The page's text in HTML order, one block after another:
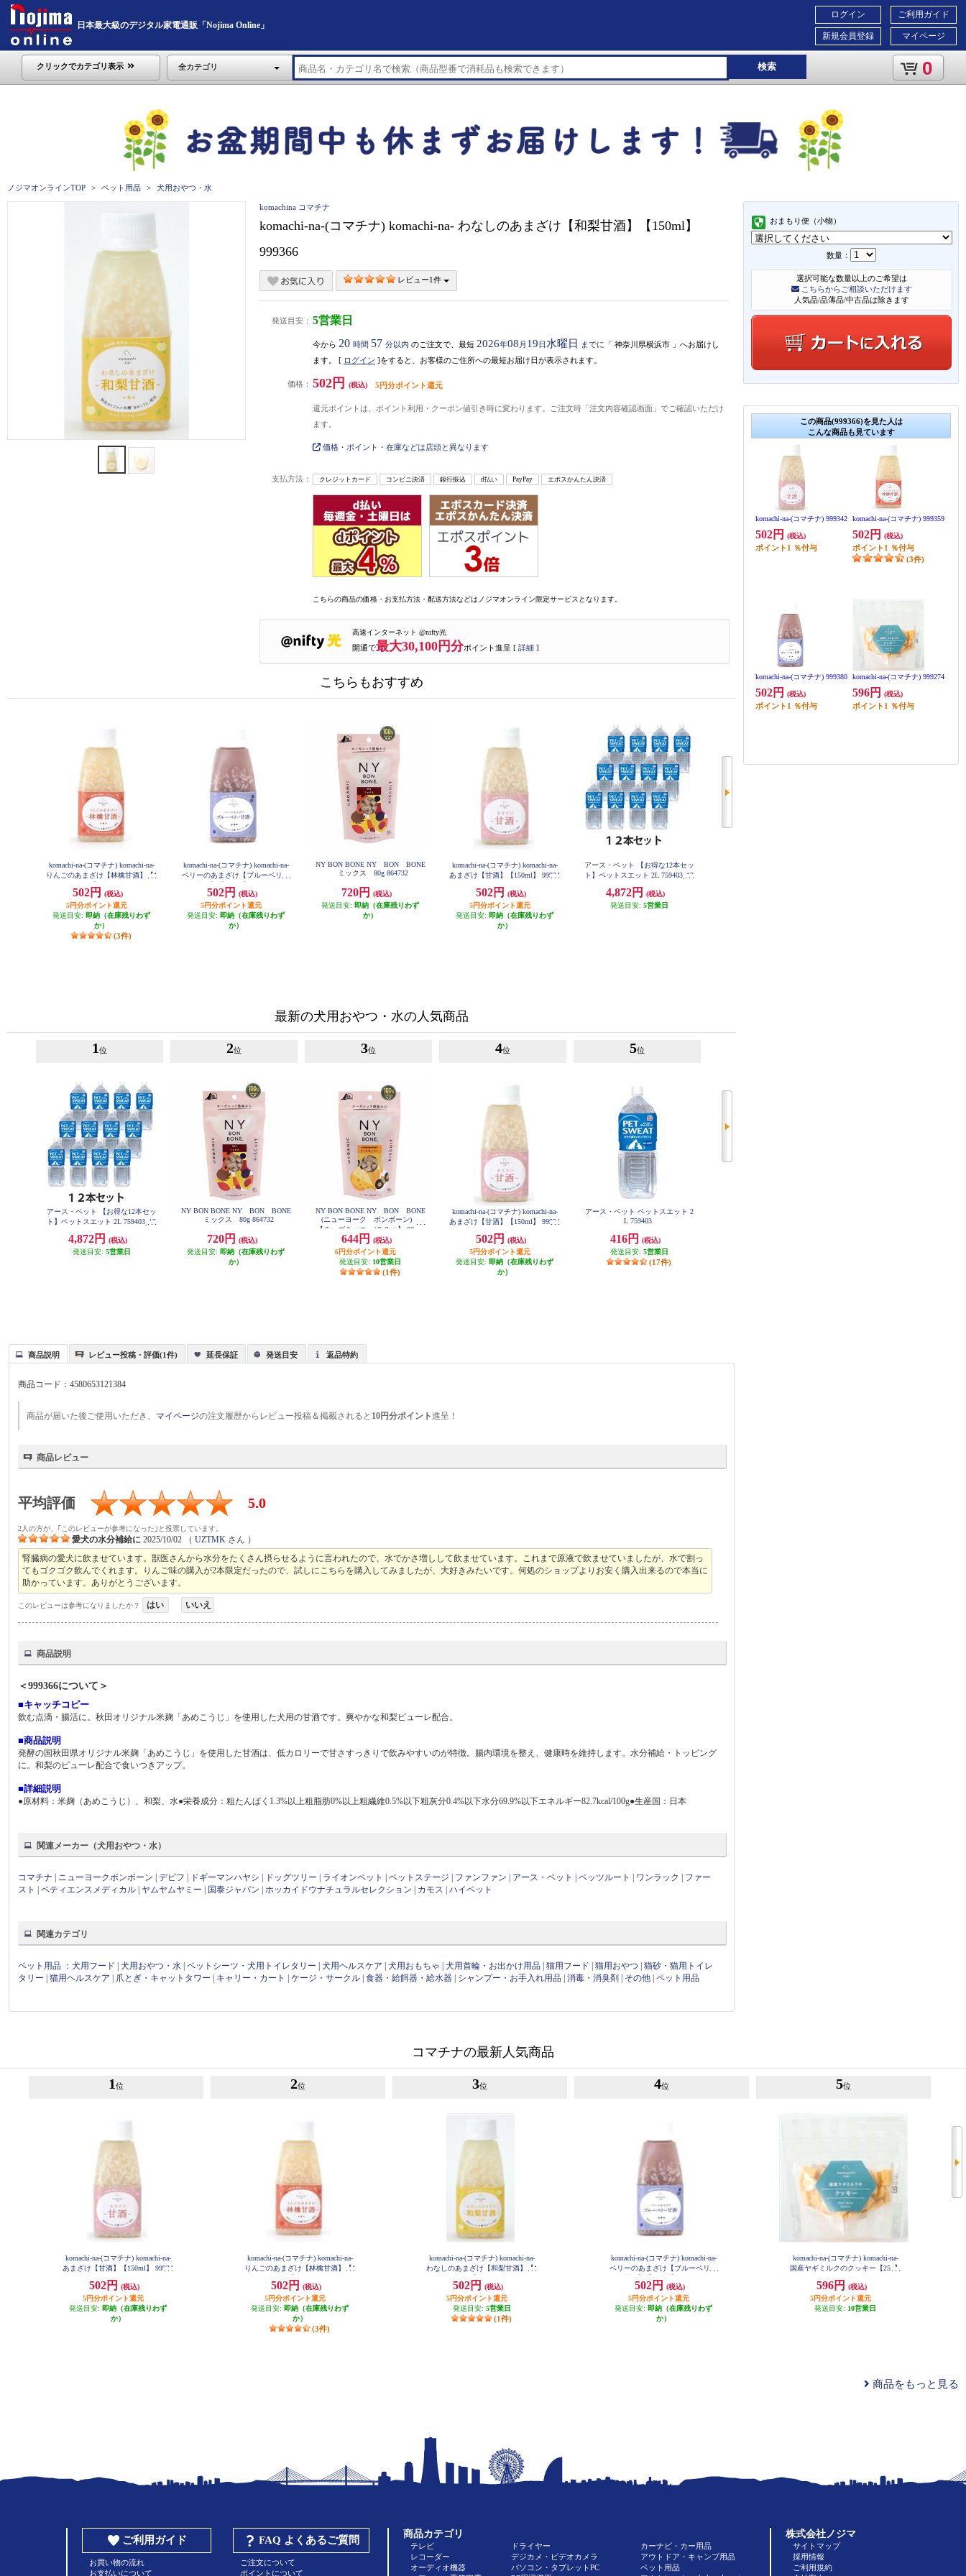
日本最大級のデジタル家電通販「Nojima Online」
ご利用ガイド
マイページ
ログイン
新規会員登録
クリックでカテゴリ表示 全カテゴリ 検索 0
ノジマオンラインTOP ペット用品 犬用おやつ・水
おまもり便（小物）
数量：
選択可能な数量以上のご希望は
こちらからご相談いただけます
人気品/品薄品/中古品は除きます
この商品(999366)を見た人は
こんな商品も見ています
komachi-na-(コマチナ) 999342
502円 (税込)
ポイント 1 ％付与
komachi-na-(コマチナ) 999359
502円 (税込)
ポイント 1 ％付与
(3件)
komachi-na-(コマチナ) 999380
502円 (税込)
ポイント 1 ％付与
komachi-na-(コマチナ) 999274
596円 (税込)
ポイント 1 ％付与
komachina コマチナ
komachi-na-(コマチナ) komachi-na- わなしのあまざけ【和梨甘酒】【150ml】
999366
レビュー1件
発送目安： 5営業日
今から 20 時間 57 分以内 のご注文で、最短 2026年08 月 19日 水曜日 までに 「 神奈川県横浜市 」 へお届けし
ます。 [ ログイン ]をすると、お客様のご住所への最短お届け日が表示されます。
価格： 502円 (税込) 5円分ポイント還元
還元ポイントは、ポイント利用・クーポン値引き時に変わります。ご注文時「注文内容確認画面」でご確認いただけ
ます。
価格・ポイント・在庫などは店頭と異なります
支払方法： クレジットカード コンビニ決済 銀行振込 d払い PayPay エポスかんたん決済
こちらの商品の価格・お支払方法・配送方法などはノジマオンライン限定サービスとなります。
高速インターネット @nifty光
開通で最大30,100円分ポイント進呈 [ 詳細 ]
こちらもおすすめ
komachi-na-(コマチナ) komachi-na-
りんごのあまざけ【林檎甘酒】【1
502円
(税込)
5円分ポイント還元
発送目安: 即納（在庫残りわず
か）
(3件)
komachi-na-(コマチナ) komachi-na-
ベリーのあまざけ【ブルーベリー
502円
(税込)
5円分ポイント還元
発送目安: 即納（在庫残りわず
か）
NY BON BONE NY BON BONE
ミックス 80g 864732
720円
(税込)
発送目安: 即納（在庫残りわず
か）
komachi-na-(コマチナ) komachi-na-
あまざけ【甘酒】【150ml】 99934
502円
(税込)
5円分ポイント還元
発送目安: 即納（在庫残りわず
か）
アース・ペット 【お得な12本セッ
ト】ペットスエット 2L 759403_12
4,872円
(税込)
発送目安: 5営業日
最新の犬用おやつ・水の人気商品
1 位
アース・ペット 【お得な12本セッ
ト】ペットスエット 2L 759403_12
4,872円
(税込)
発送目安: 5営業日
2位
NY BON BONE NY BON BONE
ミックス 80g 864732
720円
(税込)
発送目安: 即納（在庫残りわず
か）
3位
NY BON BONE NY BON BONE
(ニューヨーク ボンボーン)
【チーズ＆ハニー/８０ｇ】 86466
4
644円
(税込)
6円分ポイント還元
発送目安: 10営業日
(1件)
4位
komachi-na-(コマチナ) komachi-na-
あまざけ【甘酒】【150ml】 99934
502円
(税込)
5円分ポイント還元
発送目安: 即納（在庫残りわず
か）
5位
アース・ペット ペットスエット 2
L 759403
416円
(税込)
発送目安: 5営業日
(17件)
商品説明 レビュー投稿・評価(1件) 延長保証 発送目安 返品特約
商品コード：4580653121384
商品が届いた後ご使用いただき、 マイページの注文履歴からレビュー投稿＆掲載されると 10円分ポイント進呈！
商品レビュー
平均評価 5.0
2人の方が、｢このレビューが参考になった｣と投票しています。
愛犬の水分補給に 2025/10/02 （UZTMK さん ）
腎臓病の愛犬に飲ませています。獣医さんから水分をたくさん摂らせるように言われたので、水でかさ増しして飲ませています。これまで原液で飲ませていましたが、水で割っ
てもゴクゴク飲んでくれます。りんご味の購入が2本限定だったので、試しにこちらを購入してみましたが、大好きみたいです。何処のショップよりお安く購入出来るので本当に
助かっています。ありがとうございます。
このレビューは参考になりましたか？ はい いいえ
商品説明
＜999366について＞
■キャッチコピー
飲む点滴・腸活に。秋田オリジナル米麹「あめこうじ」を使用した犬用の甘酒です。爽やかな和梨ピューレ配合。
■商品説明
発酵の国秋田県オリジナル米麹「あめこうじ」を使用した甘酒は、低カロリーで甘さすっきりで飲みやすいのが特徴。腸内環境を整え、健康時を維持します。水分補給・トッピング
に。和梨のピューレ配合で食いつきアップ。
■詳細説明
●原材料：米麹（あめこうじ）、和梨、水●栄養成分：粗たんぱく1.3%以上粗脂肪0%以上粗繊維0.5%以下粗灰分0.4%以下水分69.9%以下エネルギー82.7kcal/100g●生産国：日本
関連メーカー（犬用おやつ・水）
コマチナ ニューヨークボンボーン |デビフ ドギーマンハヤシ ドッグツリー ライオンペット |ペットステージ ファンファン アース・ペット |ペッツルート ワンラック
ファー
スト
|ペティエンスメディカル ヤムヤムヤミー 国泰ジャパン |ホッカイドウナチュラルセレクション カモス |ハイペット
関連カテゴリ
ペット用品 ：犬用フード |犬用おやつ・水 |ペットシーツ・犬用トイレタリー |犬用ヘルスケア |犬用おもちゃ |犬用首輪・お出かけ用品 |猫用フード |猫用おやつ |猫砂・猫用トイレ
タリー |猫用ヘルスケア 爪とぎ・キャットタワー キャリー・カート |ケージ・サークル |食器・給餌器・給水器 シャンプー・お手入れ用品 |消毒・消臭剤 その他 |ペット用品
コマチナの最新人気商品
1 位
komachi-na-(コマチナ) komachi-na-
あまざけ【甘酒】【150ml】 99934
502円
(税込)
5円分ポイント還元
発送目安: 即納（在庫残りわず
か）
2位
komachi-na-(コマチナ) komachi-na-
りんごのあまざけ【林檎甘酒】【1
502円
(税込)
5円分ポイント還元
発送目安: 即納（在庫残りわず
か）
(3件)
3位
komachi-na-(コマチナ) komachi-na-
わなしのあまざけ【和梨甘酒】【1
502円
(税込)
5円分ポイント還元
発送目安: 5営業日
(1件)
4位
komachi-na-(コマチナ) komachi-na-
ベリーのあまざけ【ブルーベリー
502円
(税込)
5円分ポイント還元
発送目安: 即納（在庫残りわず
か）
5位
komachi-na-(コマチナ) komachi-na-
国産ヤギミルクのクッキー【25g】
596円
(税込)
5円分ポイント還元
発送目安: 10営業日
商品をもっと見る
ご利用ガイド
お買い物の流れ
お支払いについて
FAQ よくあるご質問
ご注文について
ポイントについて
商品カテゴリ
テレビ
レコーダー
オーディオ機器
ドライヤー
デジカメ・ビデオカメラ
パソコン・タブレットPC
カーナビ・カー用品
アウトドア・キャンプ用品
ペット用品
株式会社ノジマ
サイトマップ
採用情報
ご利用規約